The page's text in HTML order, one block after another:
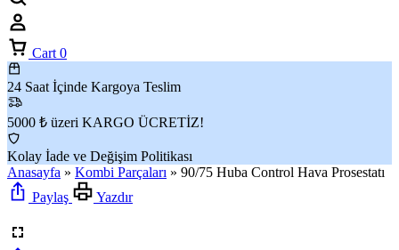
Cart 0
24 Saat İçinde Kargoya Teslim
5000 ₺ üzeri KARGO ÜCRETİZ!
Kolay İade ve Değişim Politikası
Anasayfa » Kombi Parçaları » 90/75 Huba Control Hava Prosestatı
Paylaş
Yazdır